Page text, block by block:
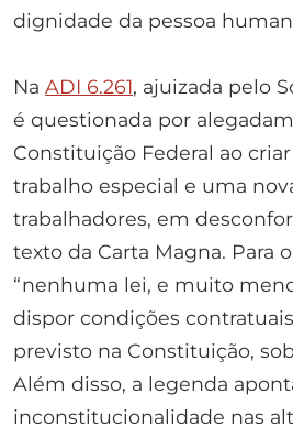
dignidade da pessoa
Na ADI 6.261, ajuizada pelo
é questionada por
Constituição Federal ao
trabalho especial e uma
trabalhadores, em
texto da Carta Magna. Para
“nenhuma lei, e muito
dispor condições
previsto na Constituição,
Além disso, a legenda
inconstitucionalidade nas